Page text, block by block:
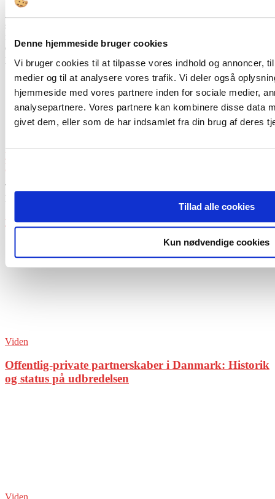
Denne hjemmeside bruger cookies
Vi bruger cookies til at tilpasse vores indhold og annoncer,
medier og til at analysere vores trafik. Vi deler også
hjemmeside med vores partnere inden for sociale medier,
analysepartnere. Vores partnere kan kombinere disse data
givet dem, eller som de har indsamlet fra din brug af deres
Tillad alle cookies
Kun nødvendige cookies
som supplement til de mere formelle standardmodeller, som
foreligger til understøttelse af OPP – kunne bidrage til at løfte såvel
de samfundsmæssige som de kommercielle perspektiver ved OPP-
projekter.
TAGS
kommune
offentlige private partnerskaber
OPP
partnerskab
Tidligere artikel
Næste artikel
RELATEREDE ARTIKLERMERE FRA FORFATTEREN
Viden
Offentlig-private partnerskaber i Danmark: Historik
og status på udbredelsen
Viden